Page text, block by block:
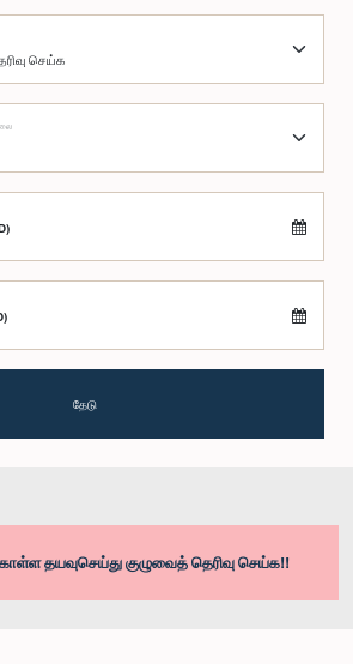
தேடு
தயவுசெய்து குழுவைத் தெரிவு செய்க!!